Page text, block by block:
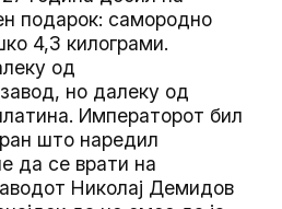
подарок: самородно
4,3 килограми.
од
но далеку од
Императорот бил
што наредил
да се врати на
Николај Демидов